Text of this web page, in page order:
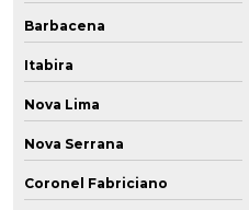
Barbacena
Itabira
Nova Lima
Nova Serrana
Coronel Fabriciano